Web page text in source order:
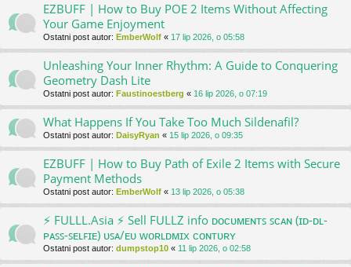
EZBUFF | How to Buy POE 2 Items Without Affecting
Your Game Enjoyment
Ostatni post autor: EmberWolf « 17 lip 2026, o 05:58
Unleashing Your Inner Rhythm: A Guide to Conquering
Geometry Dash Lite
Ostatni post autor: Faustinoestberg « 16 lip 2026, o 07:19
What Happens If You Take Too Much Sildenafil?
Ostatni post autor: DaisyRyan « 15 lip 2026, o 09:35
EZBUFF | How to Buy Path of Exile 2 Items with Secure
Payment Methods
Ostatni post autor: EmberWolf « 13 lip 2026, o 05:38
⚡ FULLL.Asia ⚡ Sell FULLZ info ᴅᴏᴄᴜᴍᴇɴᴛꜱ ꜱᴄᴀɴ (ɪᴅ-ᴅʟ-
ᴘᴀꜱꜱ-ꜱᴇʟꜰɪᴇ) ᴜꜱᴀ/ᴇᴜ ᴡᴏʀʟᴅᴍɪx ᴄᴏɴᴛᴜʀʏ
Ostatni post autor: dumpstop10 « 11 lip 2026, o 02:58